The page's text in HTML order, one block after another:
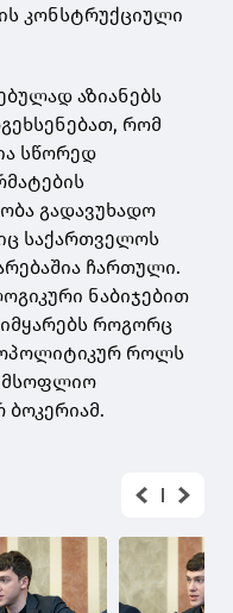
კონსტრუქციული
აზიანებს
რომ
სწორედ
გადავუხადო
საქართველოს
ჩართული.
ნაბიჯებით
როგორც
როლს
მსოფლიო
ბოკერიამ.